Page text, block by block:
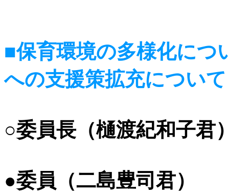
■保育環境の多様化につ
への支援策拡充について
○委員長（樋渡紀和子
●委員（二島豊司君）